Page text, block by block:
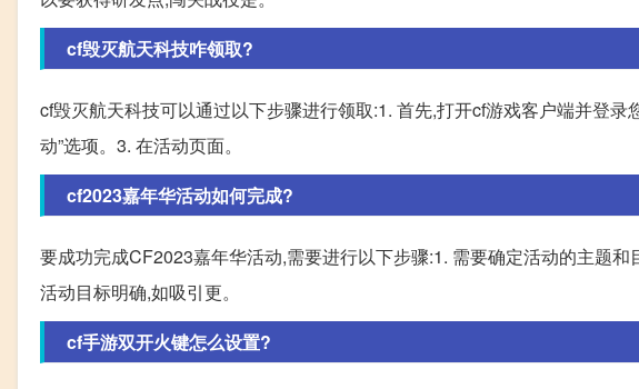
cf毁灭航天科技咋领取?
cf毁灭航天科技可以通过以下步骤进行领取:1. 首先,打开cf游戏客户端并登
动”选项。3. 在活动页面。
cf2023嘉年华活动如何完成?
要成功完成CF2023嘉年华活动,需要进行以下步骤:1. 需要确定活动的主题和
活动目标明确,如吸引更。
cf手游双开火键怎么设置?